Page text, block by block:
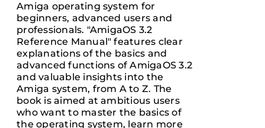
KÖNNEN
AUF
DER
PRODUKTSEITE
GEWÄHLT
WERDEN
Amiga operating system for
beginners, advanced users and
professionals. "AmigaOS 3.2
Reference Manual" features clear
explanations of the basics and
advanced functions of AmigaOS 3.2
and valuable insights into the
Amiga system, from A to Z. The
book is aimed at ambitious users
who want to master the basics of
the operating system, learn more